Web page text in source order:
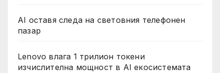
AI оставя следа на световния телефонен
пазар
Lenovo влага 1 трилион токени
изчислителна мощност в AI екосистемата